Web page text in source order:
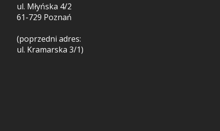
ul. Młyńska 4/2
61-729 Poznań
(poprzedni adres:
ul. Kramarska 3/1)